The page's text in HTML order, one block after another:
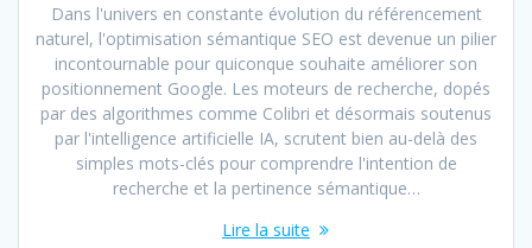
Dans l'univers en constante évolution du référencement
naturel, l'optimisation sémantique SEO est devenue un pilier
incontournable pour quiconque souhaite améliorer son
positionnement Google. Les moteurs de recherche, dopés
par des algorithmes comme Colibri et désormais soutenus
par l'intelligence artificielle IA, scrutent bien au-delà des
simples mots-clés pour comprendre l'intention de
recherche et la pertinence sémantique…
Lire la suite